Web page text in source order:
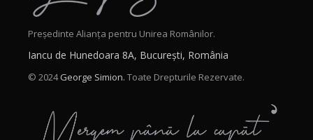
Președinte Alianța pentru Unirea Românilor.
Iancu de Hunedoara 8A, București, România
© 2024George Simion. Toate Drepturile Rezervate.